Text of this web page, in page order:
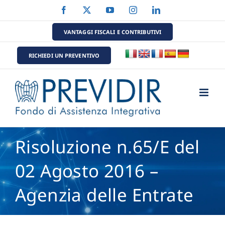
al
Facebook YouTubeInstagramLinkedIn
VANTAGGI FISCALI E CONTRIBUTIVI
RICHIEDI UN PREVENTIVO
Risoluzione n.65/E del
02 Agosto 2016 –
Agenzia delle Entrate